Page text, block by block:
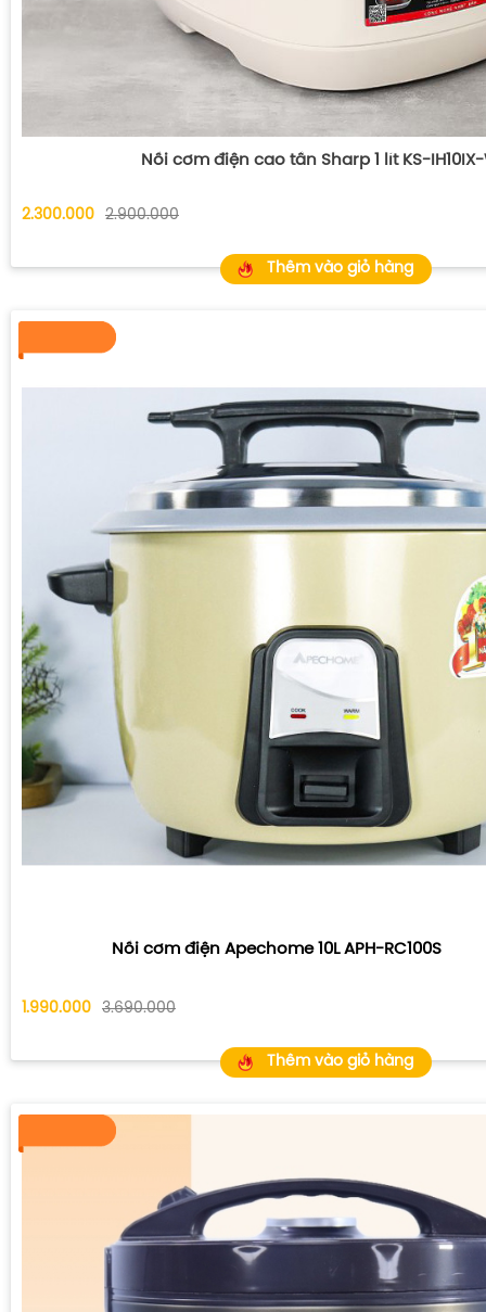
Nồi cơm điện cao tần Sharp 1 lít KS-IH10IX-
2.300.000 2.900.000
Thêm vào giỏ hàng
Nồi cơm điện Apechome 10L APH-RC100S
1.990.000 3.690.000
Thêm vào giỏ hàng